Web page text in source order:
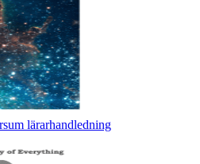
lärarhandledning